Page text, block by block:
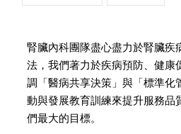
腎臟內科團隊盡心盡力於腎臟疾
法，我們著力於疾病預防、健康
調「醫病共享決策」與「標準化
動與發展教育訓練來提升服務品
們最大的目標。